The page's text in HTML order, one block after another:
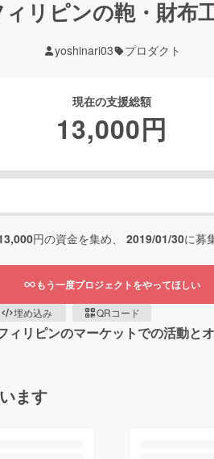
ィリピンの鞄・財布
yoshinari03 プロダクト
現在の支援総額
13,000円
円の資金を集め、 2019/01/30に募
もう一度プロジェクトをやってほしい
埋め込み QRコード
リピンのマーケットでの活動と
ます